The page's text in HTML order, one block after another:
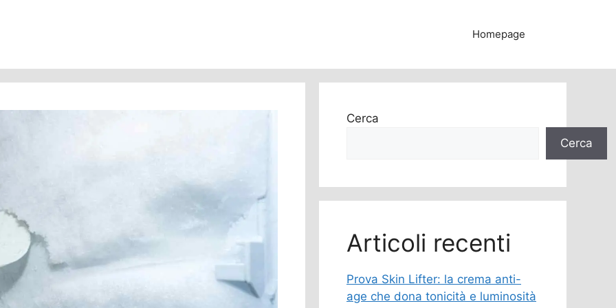
Homepage
Cerca
Cerca
Articoli recenti
Prova Skin Lifter: la crema anti-
age che dona tonicità e luminosità